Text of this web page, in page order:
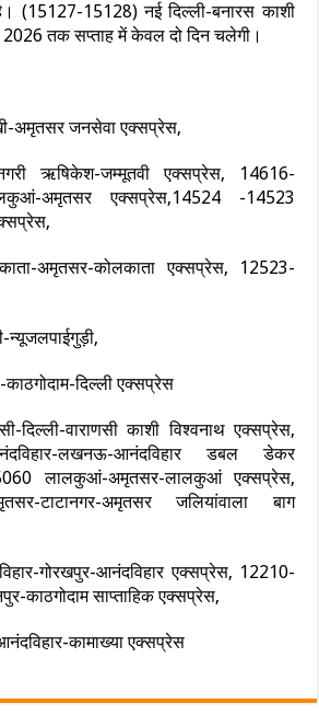
(15127-15128) नई दिल्ली-बनारस काशी
2026 तक सप्ताह में केवल दो दिन चलेगी।
अमृतसर जनसेवा एक्सप्रेस,
ऋषिकेश-जम्मूतवी एक्सप्रेस, 14616-
अमृतसर एक्सप्रेस,14524 -14523
अमृतसर-कोलकाता एक्सप्रेस, 12523-
न्यूजलपाईगुड़ी,
दिल्ली एक्सप्रेस
दिल्ली-वाराणसी काशी विश्वनाथ एक्सप्रेस,
लखनऊ-आनंदविहार डबल डेकर
लालकुआं-अमृतसर-लालकुआं एक्सप्रेस,
टाटानगर-अमृतसर जलियांवाला बाग
गोरखपुर-आनंदविहार एक्सप्रेस, 12210-
काठगोदाम साप्ताहिक एक्सप्रेस,
कामाख्या एक्सप्रेस